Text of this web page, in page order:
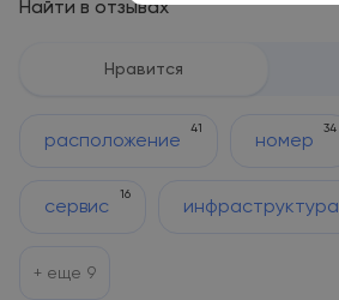
Найти в отзывах
Нравится
расположение
41
номер
34
сервис
16
инфраструктура
+ еще 9